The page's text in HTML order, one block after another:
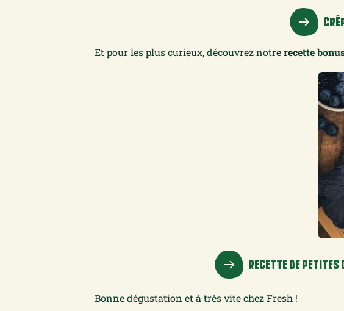
Et pour les plus curieux, découvrez notrerecette
RECETTE DE
Bonne dégustation et à très vite chez Fresh !